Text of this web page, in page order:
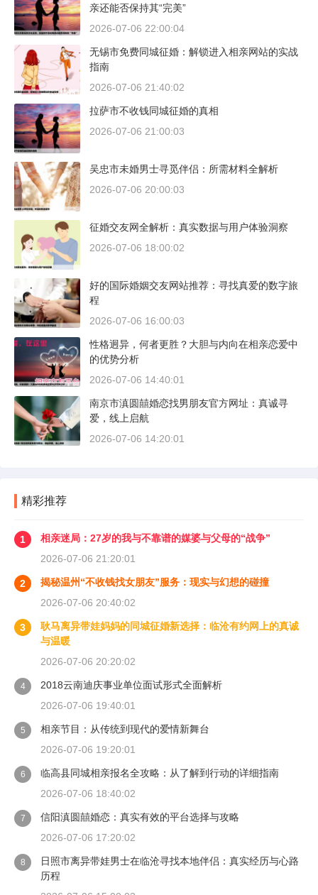
亲还能否保持其“完美”
2026-07-06 22:00:04
无锡市免费同城征婚：解锁进入相亲网站的实战
指南
2026-07-06 21:40:02
拉萨市不收钱同城征婚的真相
2026-07-06 21:00:03
吴忠市未婚男士寻觅伴侣：所需材料全解析
2026-07-06 20:00:03
征婚交友网全解析：真实数据与用户体验洞察
2026-07-06 18:00:02
好的国际婚姻交友网站推荐：寻找真爱的数字旅
程
2026-07-06 16:00:03
性格迥异，何者更胜？大胆与内向在相亲恋爱中
的优势分析
2026-07-06 14:40:01
南京市滇圆囍婚恋找男朋友官方网址：真诚寻
爱，线上启航
2026-07-06 14:20:01
精彩推荐
1
相亲迷局：27岁的我与不靠谱的媒婆与父母的“战争”
2026-07-06 21:20:01
2
揭秘温州“不收钱找女朋友”服务：现实与幻想的碰撞
2026-07-06 20:40:02
3
耿马离异带娃妈妈的同城征婚新选择：临沧有约网上的真诚
与温暖
2026-07-06 20:20:02
4
2018云南迪庆事业单位面试形式全面解析
2026-07-06 19:40:01
5
相亲节目：从传统到现代的爱情新舞台
2026-07-06 19:20:01
6
临高县同城相亲报名全攻略：从了解到行动的详细指南
2026-07-06 18:40:02
7
信阳滇圆囍婚恋：真实有效的平台选择与攻略
2026-07-06 17:20:02
8
日照市离异带娃男士在临沧寻找本地伴侣：真实经历与心路
历程